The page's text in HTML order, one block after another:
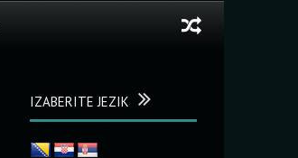
IZABERITE JEZIK